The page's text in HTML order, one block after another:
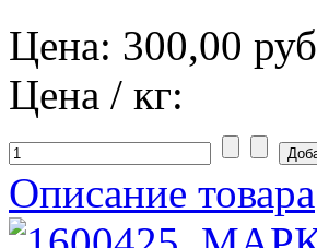
Цена: 300,00 руб
Цена / кг:
Описание товара